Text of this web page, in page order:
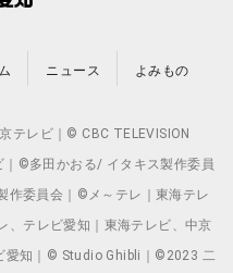
ニュース よみもの
テレビ｜© CBC TELEVISION
©多田かおる/ イタキス製作委員
作委員会｜©メ～テレ｜東海テレ
、テレビ愛知｜東海テレビ、中京
愛知｜© Studio Ghibli｜©2023 二